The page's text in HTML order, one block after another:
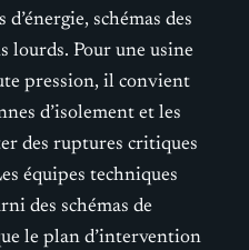
schémas des
lourds. Pour une usine
pression, il convient
d’isolement et les
des ruptures critiques
équipes techniques
des schémas de
le plan d’intervention